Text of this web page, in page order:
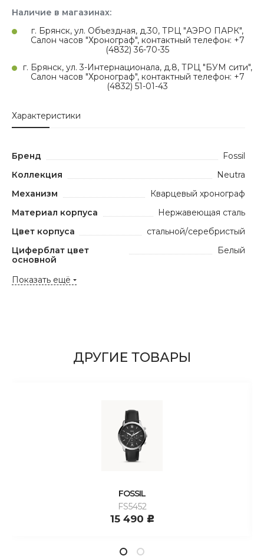
Наличие в магазинах:
г. Брянск, ул. Объездная, д.30, ТРЦ "АЭРО ПАРК",
Салон часов "Хронограф", контактный телефон: +7
(4832) 36-70-35
г. Брянск, ул. 3-Интернационала, д.8, ТРЦ "БУМ сити",
Салон часов "Хронограф", контактный телефон: +7
(4832) 51-01-43
Характеристики
Бренд
Fossil
Коллекция
Neutra
Механизм
Кварцевый хронограф
Материал корпуса
Нержавеющая сталь
Цвет корпуса
стальной/серебристый
Циферблат цвет
основной
Белый
Показать ещё
ДРУГИЕ ТОВАРЫ
FOSSIL
FS5452
15 490 c